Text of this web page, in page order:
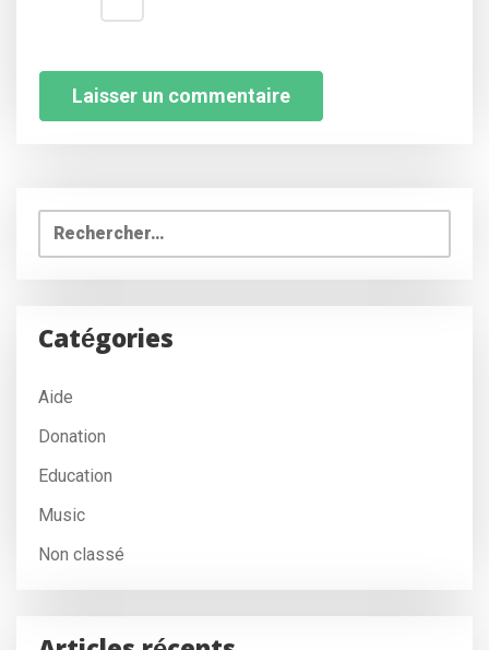
Rechercher :
Catégories
Aide
Donation
Education
Music
Non classé